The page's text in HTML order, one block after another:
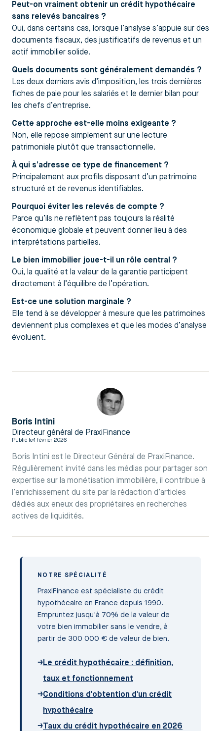
Peut-on vraiment obtenir un crédit hypothécaire
sans relevés bancaires ?
Oui, dans certains cas, lorsque l’analyse s’appuie sur des
documents fiscaux, des justificatifs de revenus et un
actif immobilier solide.
Quels documents sont généralement demandés ?
Les deux derniers avis d’imposition, les trois dernières
fiches de paie pour les salariés et le dernier bilan pour
les chefs d’entreprise.
Cette approche est-elle moins exigeante ?
Non, elle repose simplement sur une lecture
patrimoniale plutôt que transactionnelle.
À qui s’adresse ce type de financement ?
Principalement aux profils disposant d’un patrimoine
structuré et de revenus identifiables.
Pourquoi éviter les relevés de compte ?
Parce qu’ils ne reflètent pas toujours la réalité
économique globale et peuvent donner lieu à des
interprétations partielles.
Le bien immobilier joue-t-il un rôle central ?
Oui, la qualité et la valeur de la garantie participent
directement à l’équilibre de l’opération.
Est-ce une solution marginale ?
Elle tend à se développer à mesure que les patrimoines
deviennent plus complexes et que les modes d’analyse
évoluent.
Boris Intini
Directeur général de PraxiFinance
Publié le4 février 2026
Boris Intini est le Directeur Général de PraxiFinance.
Régulièrement invité dans les médias pour partager son
expertise sur la monétisation immobilière, il contribue à
l’enrichissement du site par la rédaction d’articles
dédiés aux eneux des propriétaires en recherches
actives de liquidités.
NOTRE SPÉCIALITÉ
PraxiFinance est spécialiste du crédit
hypothécaire en France depuis 1990.
Empruntez jusqu'à 70% de la valeur de
votre bien immobilier sans le vendre, à
partir de 300 000 € de valeur de bien.
→Le crédit hypothécaire : définition,
taux et fonctionnement
→Conditions d'obtention d'un crédit
hypothécaire
→Taux du crédit hypothécaire en 2026